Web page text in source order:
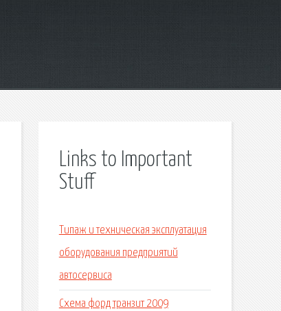
Links to Important
Stuff
Типаж и техническая эксплуатация
оборудования предприятий
автосервиса
Схема форд транзит 2009